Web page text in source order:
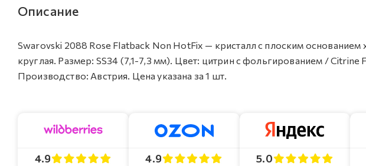
Описание
Swarovski 2088 Rose Flatback Non HotFix — кристалл с плоским
круглая. Размер: SS34 (7,1-7,3 мм). Цвет: цитрин с фольгированием / Citrine
Производство: Австрия. Цена указана за 1 шт.
4.9 4.9 5.0